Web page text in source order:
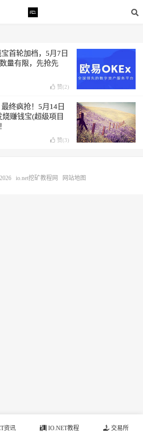
首轮加档，5月7日
量有限，先抢先
赞(2)
终疯抢！5月14日
赚钱宝(超级项目
赞(3)
资讯 IO.NET教程 交易所
io.net挖矿教程网 网站地图